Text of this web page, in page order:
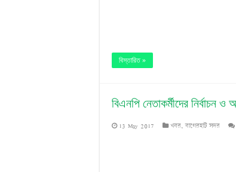
বিস্তারিত »
বিএনপি নেতাকর্মীদের নির্বাচন
13 May 2017 খবর,বাগেরহাট সদর